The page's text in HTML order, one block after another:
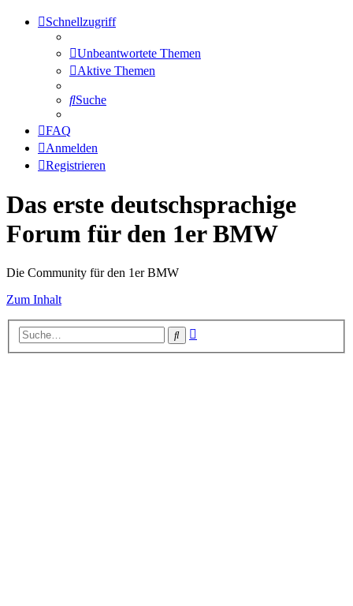
Schnellzugriff
Unbeantwortete Themen
Aktive Themen
Suche
FAQ
Anmelden
Registrieren
Das erste deutschsprachige
Forum für den 1er BMW
Die Community für den 1er BMW
Zum Inhalt
Suche